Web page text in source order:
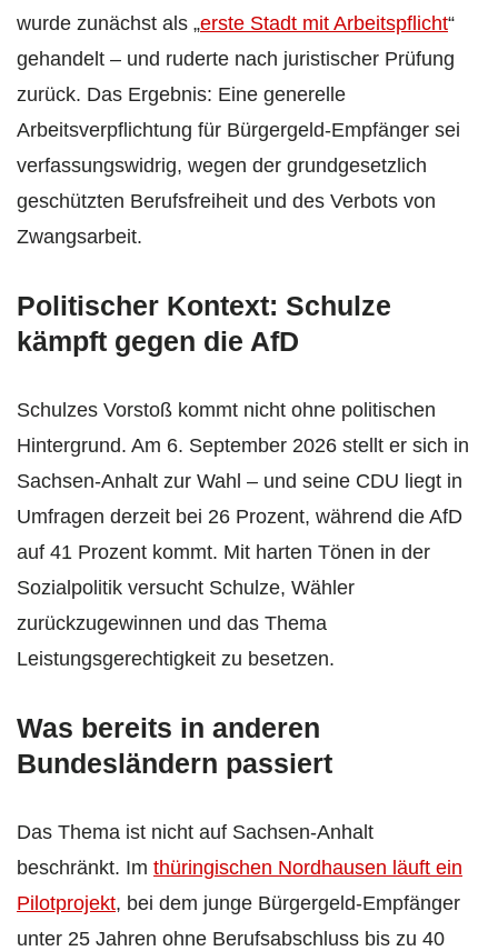
wurde zunächst als „erste Stadt mit Arbeitspflicht“
gehandelt – und ruderte nach juristischer Prüfung
zurück. Das Ergebnis: Eine generelle
Arbeitsverpflichtung für Bürgergeld-Empfänger sei
verfassungswidrig, wegen der grundgesetzlich
geschützten Berufsfreiheit und des Verbots von
Zwangsarbeit.
Politischer Kontext: Schulze
kämpft gegen die AfD
Schulzes Vorstoß kommt nicht ohne politischen
Hintergrund. Am 6. September 2026 stellt er sich in
Sachsen-Anhalt zur Wahl – und seine CDU liegt in
Umfragen derzeit bei 26 Prozent, während die AfD
auf 41 Prozent kommt. Mit harten Tönen in der
Sozialpolitik versucht Schulze, Wähler
zurückzugewinnen und das Thema
Leistungsgerechtigkeit zu besetzen.
Was bereits in anderen
Bundesländern passiert
Das Thema ist nicht auf Sachsen-Anhalt
beschränkt. Im thüringischen Nordhausen läuft ein
Pilotprojekt, bei dem junge Bürgergeld-Empfänger
unter 25 Jahren ohne Berufsabschluss bis zu 40